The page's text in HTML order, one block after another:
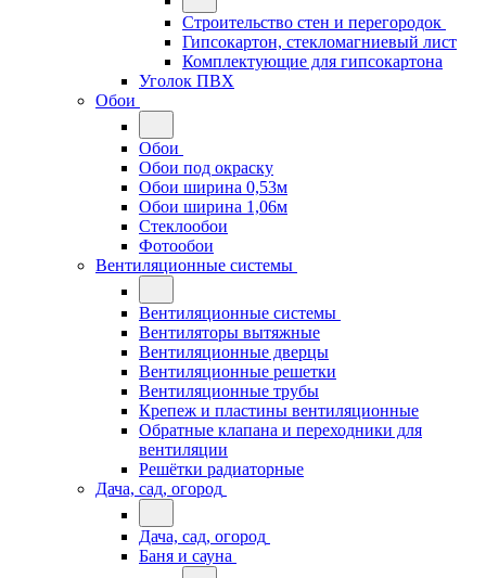
Строительство стен и перегородок
Гипсокартон, стекломагниевый лист
Комплектующие для гипсокартона
Уголок ПВХ
Обои
Обои
Обои под окраску
Обои ширина 0,53м
Обои ширина 1,06м
Стеклообои
Фотообои
Вентиляционные системы
Вентиляционные системы
Вентиляторы вытяжные
Вентиляционные дверцы
Вентиляционные решетки
Вентиляционные трубы
Крепеж и пластины вентиляционные
Обратные клапана и переходники для
вентиляции
Решётки радиаторные
Дача, сад, огород
Дача, сад, огород
Баня и сауна